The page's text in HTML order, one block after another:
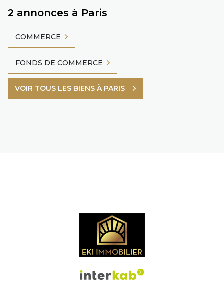
2 annonces à Paris
COMMERCE
FONDS DE COMMERCE
VOIR TOUS LES BIENS À PARIS